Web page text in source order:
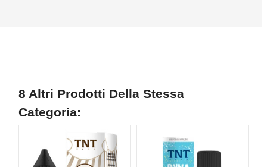
8 Altri Prodotti Della Stessa
Categoria: